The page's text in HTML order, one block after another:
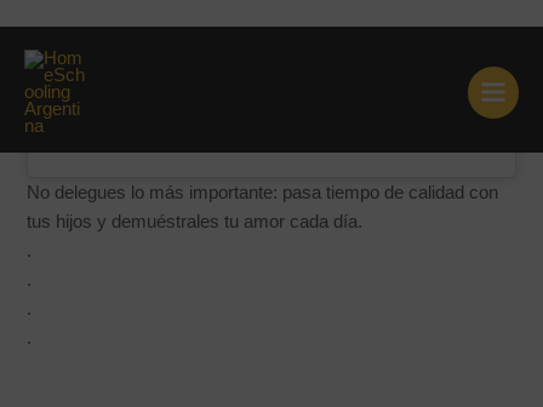
contenido
No delegues lo más importante:
pasa tiem…
No delegues lo más importante: pasa tiempo de calidad con
tus hijos y demuéstrales tu amor cada día.
.
.
.
.